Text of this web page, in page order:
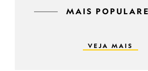
MAIS
VEJA MAIS